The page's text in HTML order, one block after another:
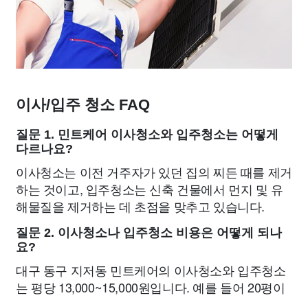
이사/입주 청소 FAQ
질문 1. 민트케어 이사청소와 입주청소는 어떻게
다르나요?
이사청소는 이전 거주자가 있던 집의 찌든 때를 제거
하는 것이고, 입주청소는 신축 건물에서 먼지 및 유
해물질을 제거하는 데 초점을 맞추고 있습니다.
질문 2. 이사청소나 입주청소 비용은 어떻게 되나
요?
대구 동구 지저동 민트케어의 이사청소와 입주청소
는 평당 13,000~15,000원입니다. 예를 들어 20평이